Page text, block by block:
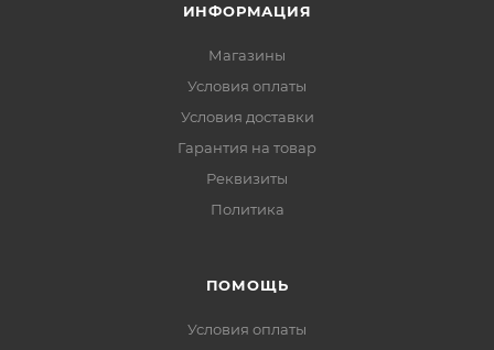
ИНФОРМАЦИЯ
Магазины
Условия оплаты
Условия доставки
Гарантия на товар
Реквизиты
Политика
ПОМОЩЬ
Условия оплаты